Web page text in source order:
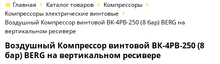
Главная Каталог товаров
Компрессоры
Компрессоры электрические винтовые
Воздушный Компрессор винтовой ВК-4РВ-250 (8 бар) BERG на
вертикальном ресивере
Воздушный Компрессор винтовой ВК-4РВ-250 (8
бар) BERG на вертикальном ресивере